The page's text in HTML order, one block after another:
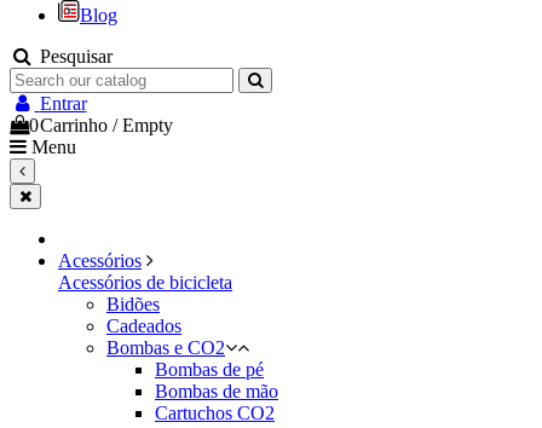
Blog
Pesquisar
Entrar
0Carrinho /Empty
Menu
Acessórios
Acessórios de bicicleta
Bidões
Cadeados
Bombas e CO2
Bombas de pé
Bombas de mão
Cartuchos CO2